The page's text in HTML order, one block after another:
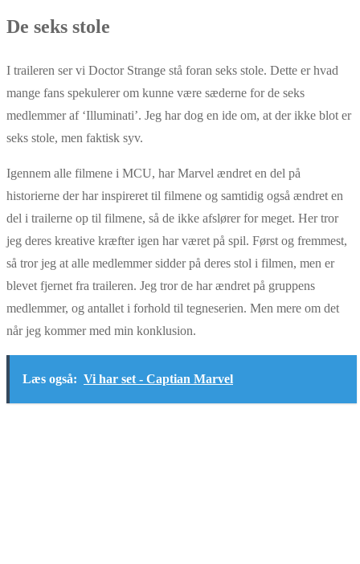
De seks stole
I traileren ser vi Doctor Strange stå foran seks stole. Dette er hvad
mange fans spekulerer om kunne være sæderne for de seks
medlemmer af ‘Illuminati’. Jeg har dog en ide om, at der ikke blot er
seks stole, men faktisk syv.
Igennem alle filmene i MCU, har Marvel ændret en del på
historierne der har inspireret til filmene og samtidig også ændret en
del i trailerne op til filmene, så de ikke afslører for meget. Her tror
jeg deres kreative kræfter igen har været på spil. Først og fremmest,
så tror jeg at alle medlemmer sidder på deres stol i filmen, men er
blevet fjernet fra traileren. Jeg tror de har ændret på gruppens
medlemmer, og antallet i forhold til tegneserien. Men mere om det
når jeg kommer med min konklusion.
Læs også: Vi har set - Captian Marvel